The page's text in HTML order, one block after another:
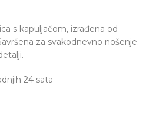
s kapuljačom, izrađena od
za svakodnevno nošenje.
24 sata